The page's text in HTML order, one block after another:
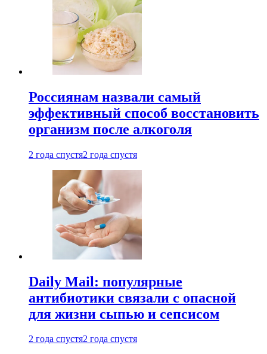
Россиянам назвали самый
эффективный способ восстановить
организм после алкоголя
2 года спустя2 года спустя
Daily Mail: популярные
антибиотики связали с опасной
для жизни сыпью и сепсисом
2 года спустя2 года спустя